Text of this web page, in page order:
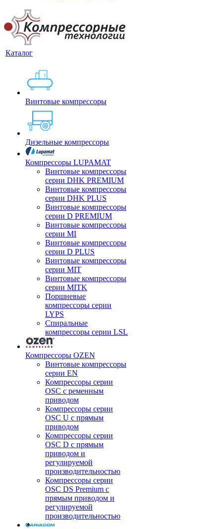
Каталог
Винтовые компрессоры
Дизельные компрессоры
Компрессоры LUPAMAT
Винтовые компрессоры
серии DHK PREMIUM
Винтовые компрессоры
серии DHK PLUS
Винтовые компрессоры
серии D PREMIUM
Винтовые компрессоры
серии MI
Винтовые компрессоры
серии D PLUS
Винтовые компрессоры
серии MIT
Винтовые компрессоры
серии MITK
Поршневые
компрессоры серии
LYPS
Спиральные
компрессоры серии LSL
Компрессоры OZEN
Винтовые компрессоры
серии EN
Компрессоры серии
OSC с ременным
приводом
Компрессоры серии
OSC U с прямым
приводом
Компрессоры серии
OSC D с прямым
приводом и
регулируемой
производительностью
Компрессоры серии
OSC DS Premium с
прямым приводом и
регулируемой
производительностью